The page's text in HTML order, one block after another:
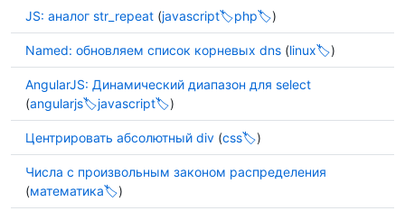
JS: аналог str_repeat (javascript php )
Named: обновляем список корневых dns (linux )
AngularJS: Динамический диапазон для select
(angularjs javascript )
Центрировать абсолютный div (css )
Числа с произвольным законом распределения
(математика )